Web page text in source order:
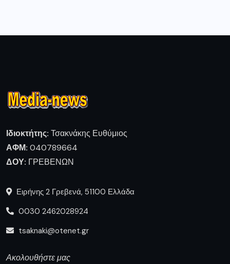
Ιδιοκτήτης: Τσακνάκης Ευθύμιος
ΑΦΜ: 040789664
ΔΟΥ: ΓΡΕΒΕΝΩΝ
Ειρήνης 2 Γρεβενά, 51100 Ελλάδα
0030 2462028924
tsaknaki@otenet.gr
Ακολουθήστε μας